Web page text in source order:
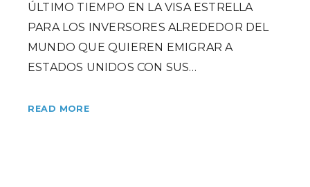
ÚLTIMO TIEMPO EN LA VISA ESTRELLA
PARA LOS INVERSORES ALREDEDOR DEL
MUNDO QUE QUIEREN EMIGRAR A
ESTADOS UNIDOS CON SUS…
READ MORE